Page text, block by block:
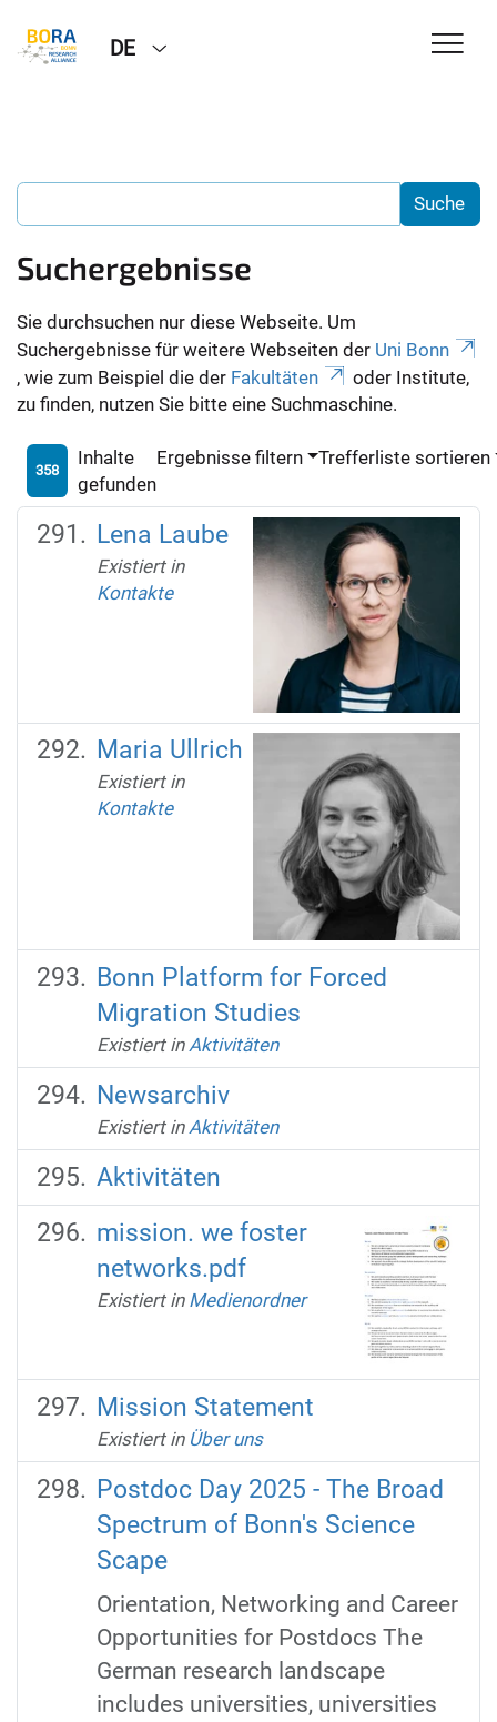
DE
Suchergebnisse
Sie durchsuchen nur diese Webseite. Um
Suchergebnisse für weitere Webseiten der Uni Bonn
, wie zum Beispiel die der Fakultäten
oder Institute,
zu finden, nutzen Sie bitte eine Suchmaschine.
358
Inhalte
gefunden
Ergebnisse filtern Trefferliste sortieren
Lena Laube
Existiert in
Kontakte
Maria Ullrich
Existiert in
Kontakte
Bonn Platform for Forced
Migration Studies
Existiert in Aktivitäten
Newsarchiv
Existiert in Aktivitäten
Aktivitäten
mission. we foster
networks.pdf
Existiert in Medienordner
Mission Statement
Existiert in Über uns
Postdoc Day 2025 - The Broad
Spectrum of Bonn's Science
Scape
Orientation, Networking and Career
Opportunities for Postdocs The
German research landscape
includes universities, universities